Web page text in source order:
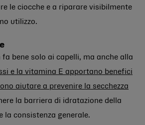
le ciocche e a riparare visibilmente
utilizzo.
fa bene solo ai capelli, ma anche alla
e la vitamina E apportano benefici
aiutare a prevenire la secchezza
la barriera di idratazione della
la consistenza generale.